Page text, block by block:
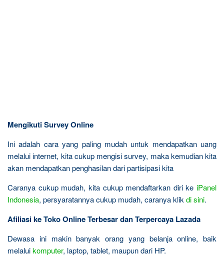
Mengikuti Survey Online
Ini adalah cara yang paling mudah untuk mendapatkan uang
melalui internet, kita cukup mengisi survey, maka kemudian kita
akan mendapatkan penghasilan dari partisipasi kita
Caranya cukup mudah, kita cukup mendaftarkan diri ke iPanel
Indonesia, persyaratannya cukup mudah, caranya klik di sini.
Afiliasi ke Toko Online Terbesar dan Terpercaya Lazada
Dewasa ini makin banyak orang yang belanja online, baik
melaluikomputer, laptop, tablet, maupun dari HP.